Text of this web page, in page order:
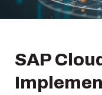
SAP